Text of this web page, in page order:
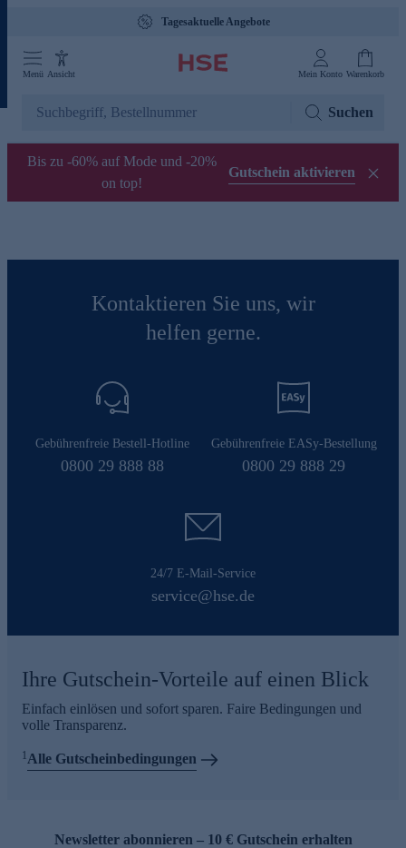
Tagesaktuelle Angebote
Menü Ansicht Mein Konto Warenkorb
Suchen
Bis zu -60% auf Mode und -20%
on top!
Gutschein aktivieren
Kontaktieren Sie uns, wir
helfen gerne.
Gebührenfreie Bestell-Hotline
0800 29 888 88
Gebührenfreie EASy-Bestellung
0800 29 888 29
24/7 E-Mail-Service
service@hse.de
Ihre Gutschein-Vorteile auf einen Blick
Einfach einlösen und sofort sparen. Faire Bedingungen und
volle Transparenz.
1Alle Gutscheinbedingungen
Newsletter abonnieren – 10 € Gutschein erhalten